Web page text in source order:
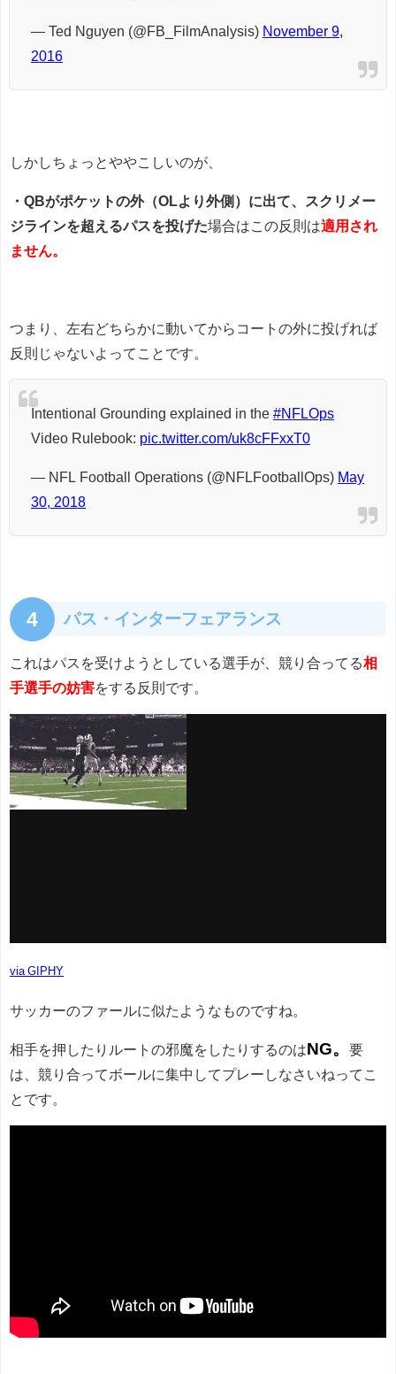
— Ted Nguyen (@FB_FilmAnalysis) November 9,
2016
しかしちょっとややこしいのが、
・QBがポケットの外（OLより外側）に出て、スクリメー
ジラインを超えるパスを投げた場合はこの反則は適用され
ません。
つまり、左右どちらかに動いてからコートの外に投げれば
反則じゃないよってことです。
Intentional Grounding explained in the #NFLOps
Video Rulebook: pic.twitter.com/uk8cFFxxT0
— NFL Football Operations (@NFLFootballOps) May
30, 2018
4 パス・インターフェアランス
これはパスを受けようとしている選手が、競り合ってる相
手選手の妨害をする反則です。
via GIPHY
サッカーのファールに似たようなものですね。
相手を押したりルートの邪魔をしたりするのはNG。 要
は、競り合ってボールに集中してプレーしなさいねってこ
とです。